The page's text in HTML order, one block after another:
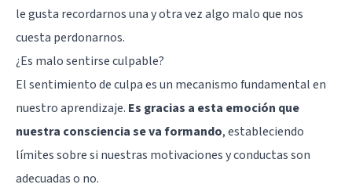
le gusta recordarnos una y otra vez algo malo que nos
cuesta perdonarnos.
¿Es malo sentirse culpable?
El sentimiento de culpa es un mecanismo fundamental en
nuestro aprendizaje. Es gracias a esta emoción que
nuestra consciencia se va formando, estableciendo
límites sobre si nuestras motivaciones y conductas son
adecuadas o no.